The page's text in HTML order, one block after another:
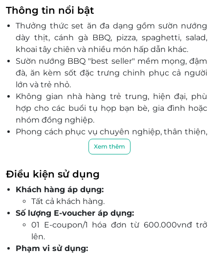
Thông tin nổi bật
Thưởng thức set ăn đa dạng gồm sườn nướng
dày thịt, cánh gà BBQ, pizza, spaghetti, salad,
khoai tây chiên và nhiều món hấp dẫn khác.
Sườn nướng BBQ "best seller" mềm mọng, đậm
đà, ăn kèm sốt đặc trưng chinh phục cả người
lớn và trẻ nhỏ.
Không gian nhà hàng trẻ trung, hiện đại, phù
hợp cho các buổi tụ họp bạn bè, gia đình hoặc
nhóm đồng nghiệp.
Phong cách phục vụ chuyên nghiệp, thân thiện,
đảm bảo trải nghiệm ẩm thực trọn vẹn cho mọi
E-coupon ưu đãi độc quyền khi đặt bàn
qua LifeLink giúp tiết kiệm chi phí mà vẫn
thưởng thức trọn vẹn bữa tiệc BBQ đặc sắc.
Menu phong phú, kết hợp hai phong cách ẩm
thực Âu - Á, đáp ứng khẩu vị đa dạng của thực
khách Thủ đô.
Đặt bàn linh hoạt, dễ dàng nhận E-coupon và
chủ động thời gian trải nghiệm mà không lo hết
Xem thêm
Điều kiện sử dụng
Khách hàng áp dụng:
Tất cả khách hàng.
Số lượng E-voucher áp dụng:
01 E-coupon/1 hóa đơn từ 600.000vnđ trở
lên.
Phạm vi sử dụng: